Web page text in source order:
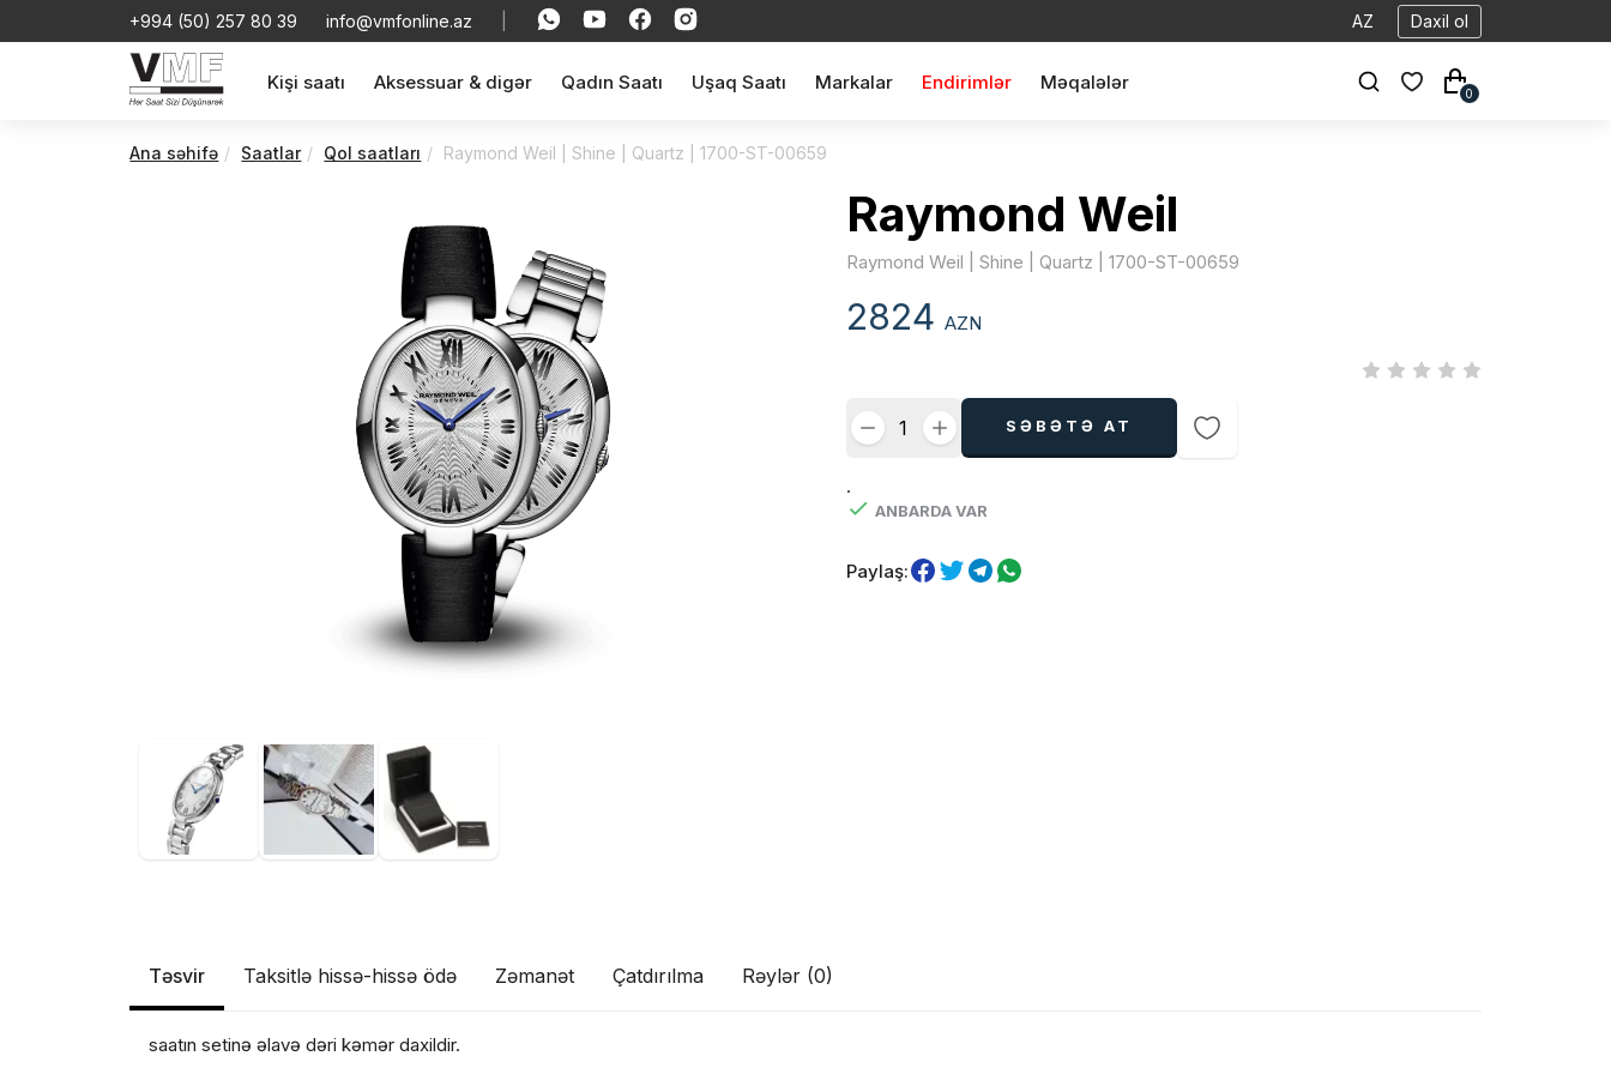
+994 (50) 257 80 39 info@vmfonline.az AZ Daxil ol
Kişi saatı Aksessuar & digər Qadın Saatı Uşaq Saatı Markalar Endirimlər Məqalələr
0
Ana səhifə Saatlar Qol saatları Raymond Weil | Shine | Quartz | 1700-ST-00659
Raymond Weil
Raymond Weil | Shine | Quartz | 1700-ST-00659
2824 AZN
SƏBƏTƏ AT
.
ANBARDA VAR
Paylaş:
Təsvir Taksitlə hissə-hissə ödə Zəmanət Çatdırılma Rəylər (0)
saatın setinə əlavə dəri kəmər daxildir.